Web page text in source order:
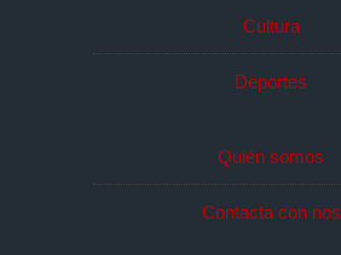
Cultura
Deportes
Quién somos
Contacta con nos